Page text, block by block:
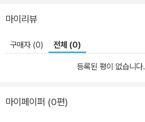
마이리뷰
구매자 (0) 전체 (0)
등록된 평이 없습니다.
마이페이퍼 (0편)